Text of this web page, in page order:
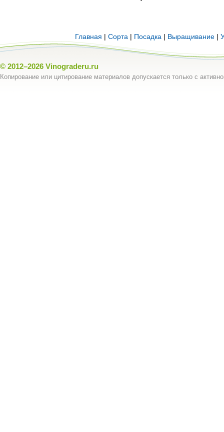
Главная | Сорта | Посадка | Выращивание |
© 2012–2026 Vinograderu.ru
Копирование или цитирование материалов допускается только с